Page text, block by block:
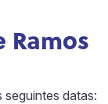
Ramos
seguintes datas: